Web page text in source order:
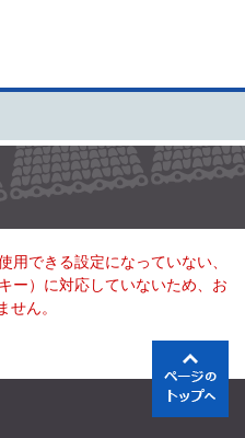
用できる設定になっていない、
ー）に対応していないため、お
せん。